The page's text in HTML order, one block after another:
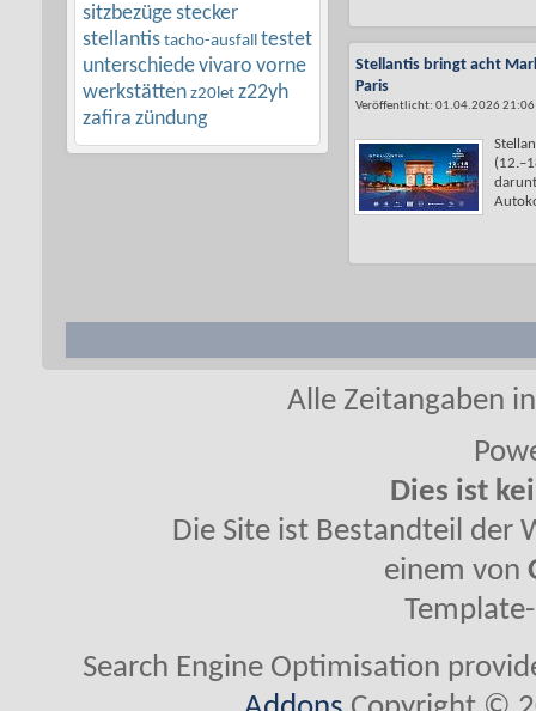
sitzbezügestecker
stellantis tacho-ausfall testet
unterschiedevivaro vorne
werkstätten z20let z22yh
zafira zündung
Stellantis bringt acht
Paris
Veröffentlicht: 01.04.2026 21:06
Alle Zeitangaben
Dies ist
Die Site ist Bestandteil der
einem von
Search Engine Optimisation